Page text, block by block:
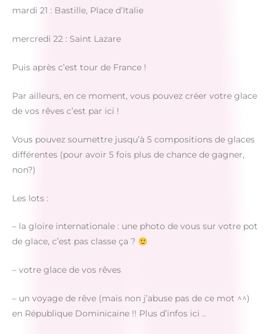
mardi 21 : Bastille, Place d’Italie
mercredi 22 : Saint Lazare
Puis après c’est tour de France !
Par ailleurs, en ce moment, vous pouvez créer votre glace
de vos rêves c’est par ici !
Vous pouvez soumettre jusqu’à 5 compositions de glaces
différentes (pour avoir 5 fois plus de chance de gagner,
non?)
Les lots :
– la gloire internationale : une photo de vous sur votre pot
de glace, c’est pas classe ça ?
– votre glace de vos rêves
– un voyage de rêve (mais non j’abuse pas de ce mot ^^)
en République Dominicaine !! Plus d’infos ici ..